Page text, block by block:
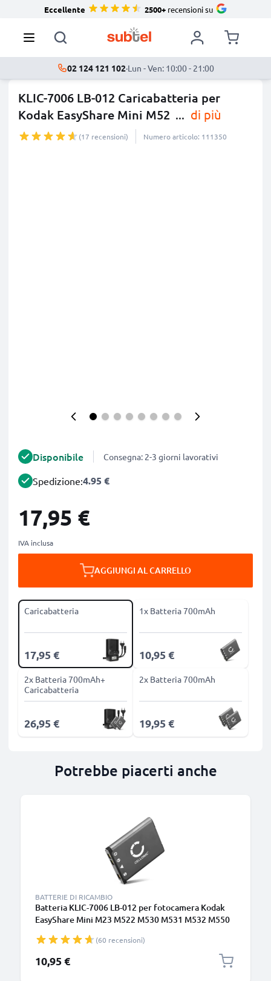
Eccellente 2500+recensioni su
02 124 121 102·Lun - Ven: 10:00 - 21:00
KLIC-7006 LB-012 Caricabatteria per
Kodak EasyShare Mini M52 ... di più
(17 recensioni) Numero articolo: 111350
Disponibile Consegna: 2-3 giorni lavorativi
Spedizione:4.95 €
17,95 €
IVA inclusa
AGGIUNGI AL CARRELLO
Caricabatteria
17,95 €
1x Batteria 700mAh
10,95 €
2x Batteria 700mAh+
Caricabatteria
26,95 €
2x Batteria 700mAh
19,95 €
Potrebbe piacerti anche
BATTERIE DI RICAMBIO
Batteria KLIC-7006 LB-012 per fotocamera Kodak
EasyShare Mini M23 M522 M530 M531 M532 M550
Affidabile ricambio da 700mAh, marca CELLONIC
(60 recensioni)
10,95 €